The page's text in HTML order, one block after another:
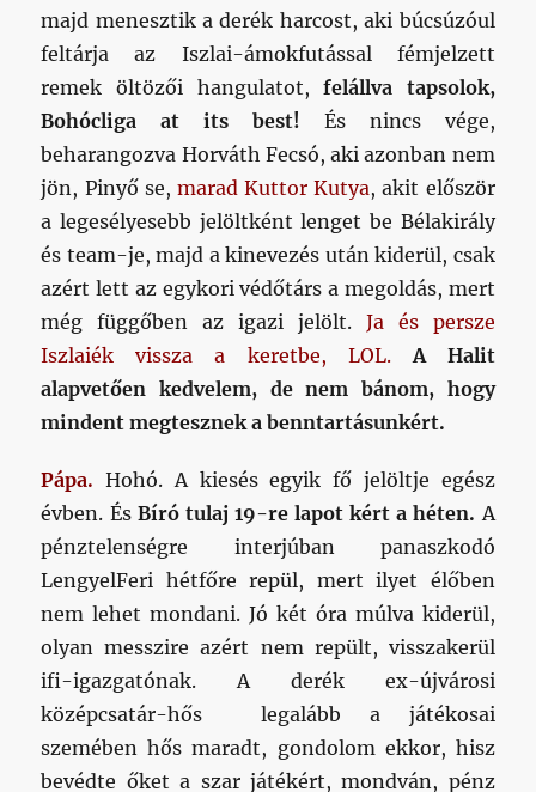
majd menesztik a derék harcost, aki búcsúzóul
feltárja az Iszlai-ámokfutással fémjelzett
remek öltözői hangulatot,felállva tapsolok,
Bohócliga at its best! És nincs vége,
beharangozva Horváth Fecsó, aki azonban nem
jön, Pinyő se, marad Kuttor Kutya, akit először
a legesélyesebb jelöltként lenget be Bélakirály
és team-je, majd a kinevezés után kiderül, csak
azért lett az egykori védőtárs a megoldás, mert
még függőben az igazi jelölt. Ja és persze
Iszlaiék vissza a keretbe, LOL.
A Halit
alapvetően kedvelem, de nem bánom, hogy
mindent megtesznek a benntartásunkért.
Pápa. Hohó. A kiesés egyik fő jelöltje egész
évben. És Bíró tulaj 19-re lapot kért a héten. A
pénztelenségre interjúban panaszkodó
LengyelFeri hétfőre repül, mert ilyet élőben
nem lehet mondani. Jó két óra múlva kiderül,
olyan messzire azért nem repült, visszakerül
ifi-igazgatónak. A derék ex-újvárosi
középcsatár-hős legalább a játékosai
szemében hős maradt, gondolom ekkor, hisz
bevédte őket a szar játékért, mondván, pénz